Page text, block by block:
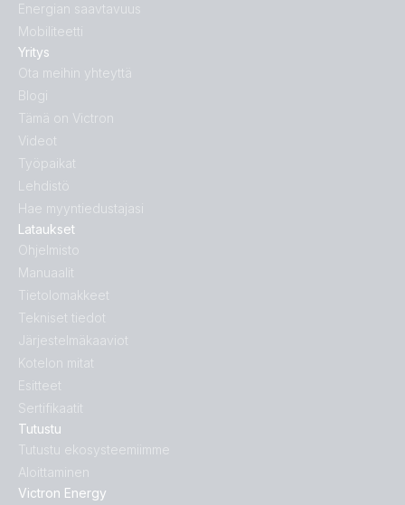
Tutustu
Tutustu ekosysteemiimme
Aloittaminen
Victron Energy
Lataukset
Ohjelmisto
Manuaalit
Tietolomakkeet
Tekniset tiedot
Järjestelmäkaaviot
Kotelon mitat
Esitteet
Sertifikaatit
Energian saavtavuus
Mobiliteetti
Yritys
Ota meihin yhteyttä
Blogi
Tämä on Victron
Videot
Työpaikat
Lehdistö
Hae myyntiedustajasi